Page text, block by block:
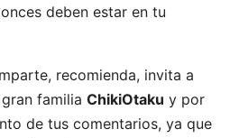
deben estar en tu
recomienda, invita a
familia ChikiOtaku y por
de tus comentarios, ya que